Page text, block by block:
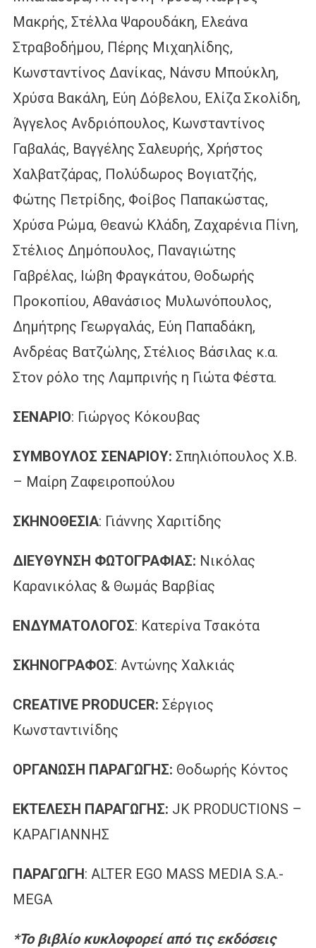
Μακρής, Στέλλα Ψαρουδάκη, Ελεάνα
Στραβοδήμου, Πέρης Μιχαηλίδης,
Κωνσταντίνος Δανίκας, Νάνσυ Μπούκλη,
Χρύσα Βακάλη, Εύη Δόβελου, Ελίζα Σκολίδη,
Άγγελος Ανδριόπουλος, Κωνσταντίνος
Γαβαλάς, Βαγγέλης Σαλευρής, Χρήστος
Χαλβατζάρας, Πολύδωρος Βογιατζής,
Φώτης Πετρίδης, Φοίβος Παπακώστας,
Χρύσα Ρώμα, Θεανώ Κλάδη, Ζαχαρένια Πίνη,
Στέλιος Δημόπουλος, Παναγιώτης
Γαβρέλας, Ιώβη Φραγκάτου, Θοδωρής
Προκοπίου, Αθανάσιος Μυλωνόπουλος,
Δημήτρης Γεωργαλάς, Εύη Παπαδάκη,
Ανδρέας Βατζώλης, Στέλιος Βάσιλας κ.α.
Στον ρόλο της Λαμπρινής η Γιώτα Φέστα.
ΣΕΝΑΡΙΟ: Γιώργος Κόκουβας
ΣΥΜΒΟΥΛΟΣ ΣΕΝΑΡΙΟΥ: Σπηλιόπουλος Χ.Β.
– Μαίρη Ζαφειροπούλου
ΣΚΗΝΟΘΕΣΙΑ: Γιάννης Χαριτίδης
ΔΙΕΥΘΥΝΣΗ ΦΩΤΟΓΡΑΦΙΑΣ: Νικόλας
Καρανικόλας & Θωμάς Βαρβίας
ΕΝΔΥΜΑΤΟΛΟΓΟΣ: Κατερίνα Τσακότα
ΣΚΗΝΟΓΡΑΦΟΣ: Αντώνης Χαλκιάς
CREATIVE PRODUCER: Σέργιος
Κωνσταντινίδης
ΟΡΓΑΝΩΣΗ ΠΑΡΑΓΩΓΗΣ: Θοδωρής Κόντος
ΕΚΤΕΛΕΣΗ ΠΑΡΑΓΩΓΗΣ: JK PRODUCTIONS –
ΚΑΡΑΓΙΑΝΝΗΣ
ΠΑΡΑΓΩΓΗ: ALTER EGO MASS MEDIA S.A.-
MEGA
*Το βιβλίο κυκλοφορεί από τις εκδόσεις